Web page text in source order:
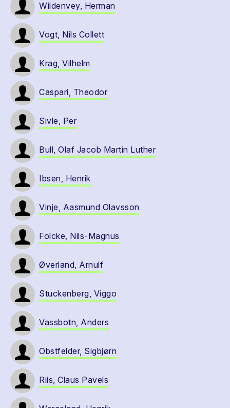
Wildenvey, Herman
Vogt, Nils Collett
Krag, Vilhelm
Caspari, Theodor
Sivle, Per
Bull, Olaf Jacob Martin Luther
Ibsen, Henrik
Vinje, Aasmund Olavsson
Folcke, Nils-Magnus
Øverland, Arnulf
Stuckenberg, Viggo
Vassbotn, Anders
Obstfelder, Sigbjørn
Riis, Claus Pavels